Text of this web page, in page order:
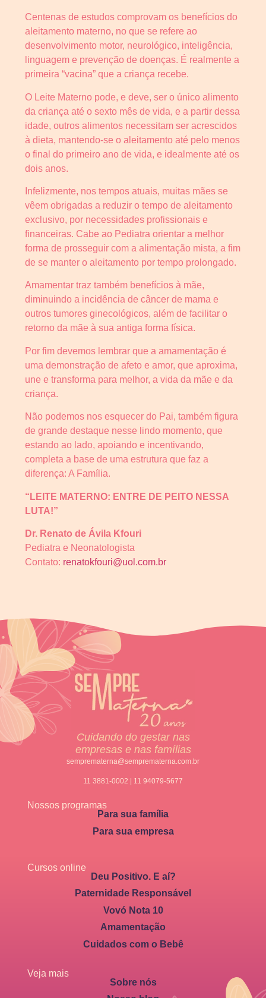
Centenas de estudos comprovam os benefícios do
aleitamento materno, no que se refere ao
desenvolvimento motor, neurológico, inteligência,
linguagem e prevenção de doenças. É realmente a
primeira “vacina” que a criança recebe.
O Leite Materno pode, e deve, ser o único alimento
da criança até o sexto mês de vida, e a partir dessa
idade, outros alimentos necessitam ser acrescidos
à dieta, mantendo-se o aleitamento até pelo menos
o final do primeiro ano de vida, e idealmente até os
dois anos.
Infelizmente, nos tempos atuais, muitas mães se
vêem obrigadas a reduzir o tempo de aleitamento
exclusivo, por necessidades profissionais e
financeiras. Cabe ao Pediatra orientar a melhor
forma de prosseguir com a alimentação mista, a fim
de se manter o aleitamento por tempo prolongado.
Amamentar traz também benefícios à mãe,
diminuindo a incidência de câncer de mama e
outros tumores ginecológicos, além de facilitar o
retorno da mãe à sua antiga forma física.
Por fim devemos lembrar que a amamentação é
uma demonstração de afeto e amor, que aproxima,
une e transforma para melhor, a vida da mãe e da
criança.
Não podemos nos esquecer do Pai, também figura
de grande destaque nesse lindo momento, que
estando ao lado, apoiando e incentivando,
completa a base de uma estrutura que faz a
diferença: A Família.
“LEITE MATERNO: ENTRE DE PEITO NESSA
LUTA!”
Dr. Renato de Ávila Kfouri
Pediatra e Neonatologista
Contato: renatokfouri@uol.com.br
Cuidando do gestar nas
empresas e nas famílias
semprematerna@semprematerna.com.br
11 3881-0002 | 11 94079-5677
Nossos programas
Para sua família
Para sua empresa
Cursos online
Deu Positivo. E aí?
Paternidade Responsável
Vovó Nota 10
Amamentação
Cuidados com o Bebê
Veja mais
Sobre nós